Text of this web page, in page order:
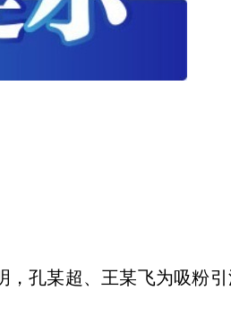
，孔某超、王某飞为吸粉